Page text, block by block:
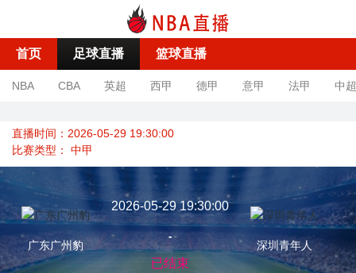
首页 足球直播 篮球直播
NBA CBA 英超 西甲 德甲 意甲 法甲 中超
直播时间：2026-05-29 19:30:00
比赛类型： 中甲
广东广州豹
2026-05-29 19:30:00
-
已结束
深圳青年人